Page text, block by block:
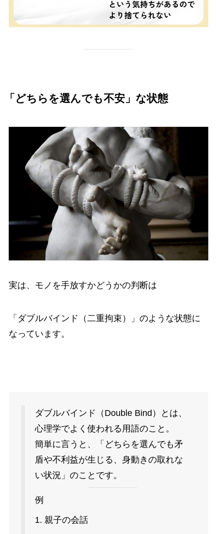
「どちらを選んでも不安」な状態
実は、モノを手放すかどうかの判断は
「ダブルバインド（二重拘束）」のような状態に
なっています。
ダブルバインド（Double Bind）とは、
心理学でよく使われる用語のこと。
簡単に言うと、「どちらを選んでも矛
盾や不利益が生じる、身動きの取れな
い状況」のことです。
例
1. 親子の会話